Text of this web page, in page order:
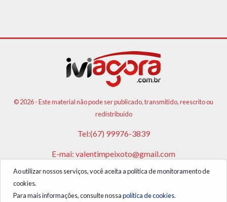
Ao utilizar nossos serviços, você aceita a política de monitoramento de
cookies.
Para mais informações, consulte nossapolítica de cookies.
© 2026 - Este material não pode ser publicado, transmitido, reescrito ou
redistribuído
Tel:(67) 99976-3839
E-mai: valentimpeixoto@gmail.com
VPA AGENCIA DE PUBLICIDADES E NOTICIAS LTDA